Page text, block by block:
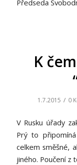
Předseda
K
1.7.2015 / 0
V Rusku úřady
Prý to
celkem směšné,
jiného. Poučení z